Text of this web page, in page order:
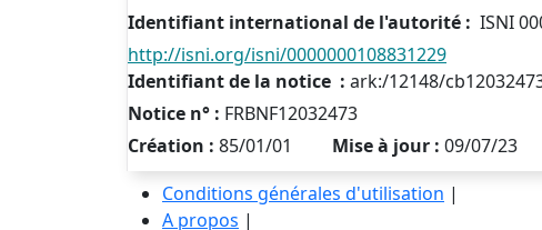
Identifiant international de l'autorité : ISNI
http://isni.org/isni/0000000108831229
Identifiant de la notice : ark:/12148/
Notice n° : FRBNF12032473
Création : 85/01/01 Mise à jour : 09/07/23
Conditions générales d'utilisation |
A propos |